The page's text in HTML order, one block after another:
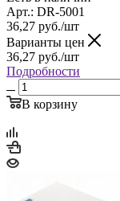
Арт.: DR-5001
36,27 руб./шт
Варианты цен
36,27 руб./шт
Подробности
В корзину